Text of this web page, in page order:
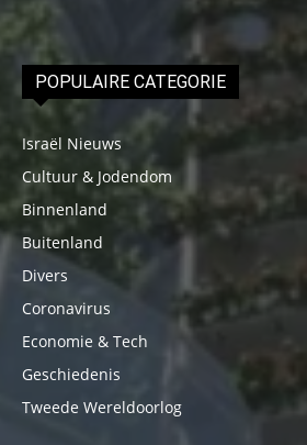
POPULAIRE CATEGORIE
Israël Nieuws
Cultuur & Jodendom
Binnenland
Buitenland
Divers
Coronavirus
Economie & Tech
Geschiedenis
Tweede Wereldoorlog